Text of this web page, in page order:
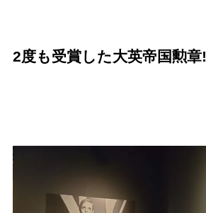
2度も受賞した大英帝国勲章!